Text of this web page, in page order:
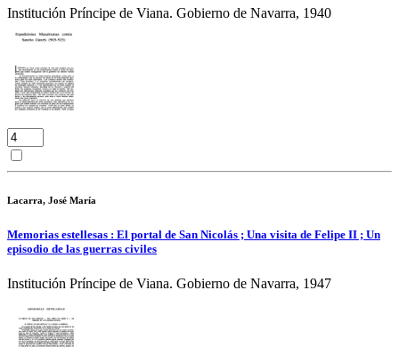
Institución Príncipe de Viana. Gobierno de Navarra, 1940
Lacarra, José María
Memorias estellesas : El portal de San Nicolás ; Una visita de Felipe II ; Un
episodio de las guerras civiles
Institución Príncipe de Viana. Gobierno de Navarra, 1947